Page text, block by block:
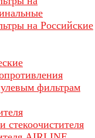
на Российские
фильтрам